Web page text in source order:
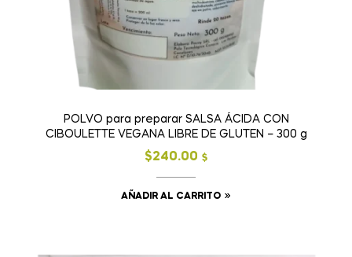
POLVO para preparar SALSA ÁCIDA CON
CIBOULETTE VEGANA LIBRE DE GLUTEN – 300 g
$240.00 $
AÑADIR AL CARRITO